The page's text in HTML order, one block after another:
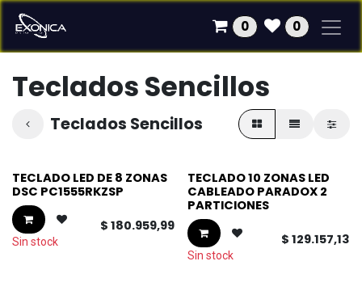
Ir al contenido
0 0
Teclados Sencillos
Teclados Sencillos
TECLADO LED DE 8 ZONAS
DSC PC1555RKZSP
$ 180.959,99
Sin stock
TECLADO 10 ZONAS LED
CABLEADO PARADOX 2
PARTICIONES
$ 129.157,13
Sin stock